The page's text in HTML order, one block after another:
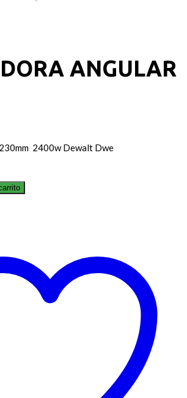
ANGULAR
2400w Dewalt Dwe